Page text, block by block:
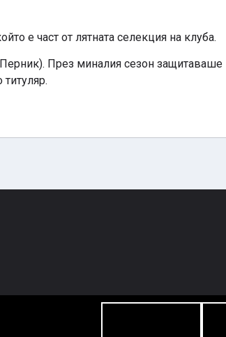
е част от лятната селекция на клуба.
През миналия сезон защитаваше